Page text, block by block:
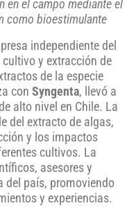
en el campo mediante el
como bioestimulante
independiente del
y extracción de
de la especie
con Syngenta, llevó a
alto nivel en Chile. La
del extracto de algas,
y los impactos
cultivos. La
asesores y
del país, promoviendo
y experiencias.